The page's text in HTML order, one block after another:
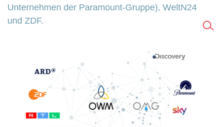
Unternehmen der Paramount-Gruppe), WeltN24
und ZDF.